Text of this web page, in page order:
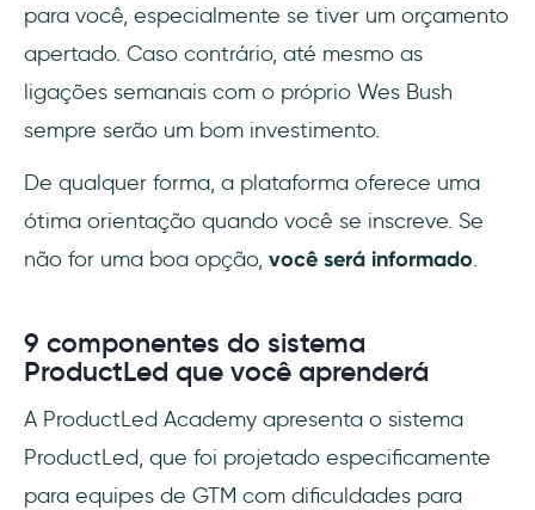
para você, especialmente se tiver um orçamento
apertado. Caso contrário, até mesmo as
ligações semanais com o próprio Wes Bush
sempre serão um bom investimento.
De qualquer forma, a plataforma oferece uma
ótima orientação quando você se inscreve. Se
não for uma boa opção, você será informado.
9 componentes do sistema
ProductLed que você aprenderá
A ProductLed Academy apresenta o sistema
ProductLed, que foi projetado especificamente
para equipes de GTM com dificuldades para